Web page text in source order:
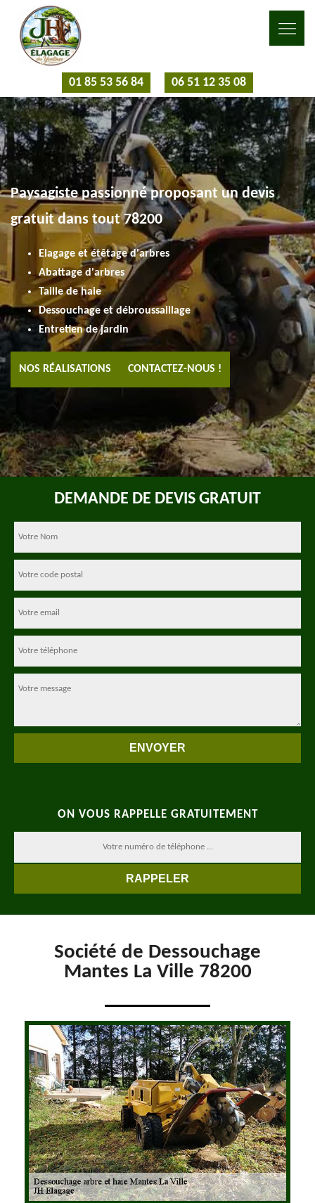
01 85 53 56 84 06 51 12 35 08
Paysagiste passionné proposant un devis
gratuit dans tout 78200
Elagage et étêtage d'arbres
Abattage d'arbres
Taille de haie
Dessouchage et débroussaillage
Entretien de jardin
NOS RÉALISATIONS CONTACTEZ-NOUS !
DEMANDE DE DEVIS GRATUIT
ON VOUS RAPPELLE GRATUITEMENT
Société de Dessouchage
Mantes La Ville 78200